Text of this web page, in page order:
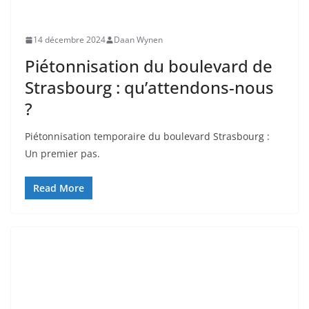
14 décembre 2024 Daan Wynen
Piétonnisation du boulevard de
Strasbourg : qu’attendons-nous
?
Piétonnisation temporaire du boulevard Strasbourg :
Un premier pas.
Read More